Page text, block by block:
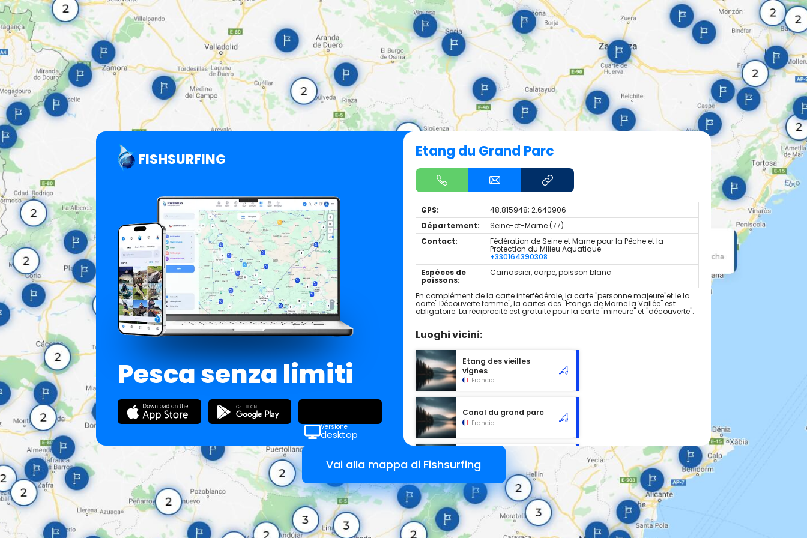
FISHSURFING
Pesca senza limiti
Versione
desktop
Etang du Grand Parc
GPS:
48.815948; 2.640906
Département:
Seine-et-Marne (77)
Contact:
Fédération de Seine et Marne pour la Pêche et la
Protection du Milieu Aquatique
+330164390308
Espèces de
poissons:
Carnassier, carpe, poisson blanc
En complément de la carte interfédérale, la carte "personne majeure"et le la
carte" Découverte femme", la cartes des "Étangs de Marne la Vallée" est
obligatoire. La réciprocité est gratuite pour la carte "mineure" et "découverte".
Luoghi vicini:
Etang des vieilles
vignes
Francia
Canal du grand parc
Francia
d'Auvergne
Francia
Vai alla mappa di Fishsurfing